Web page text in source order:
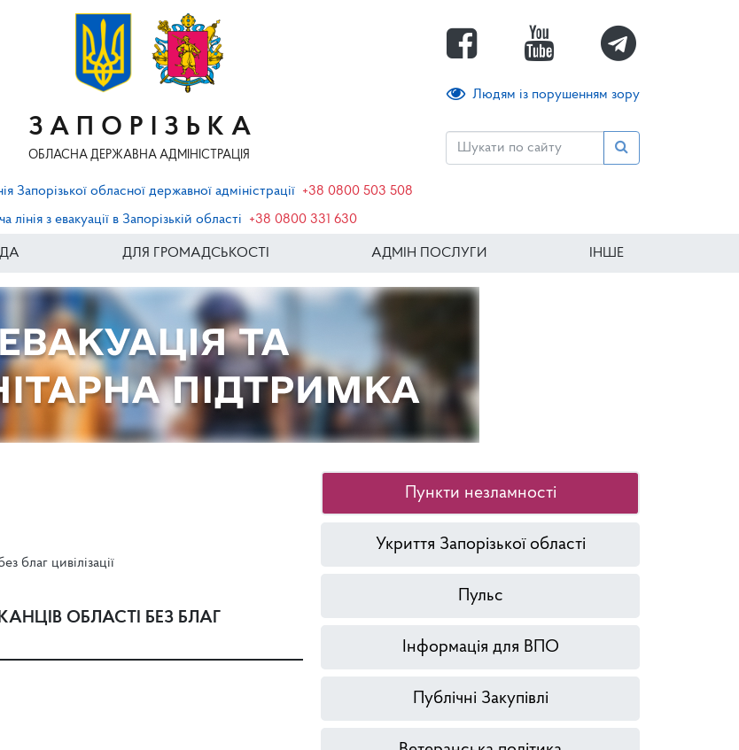
ЗАПОРІЗЬКА
ОБЛАСНА ДЕРЖАВНА АДМІНІСТРАЦІЯ
Людям із порушенням зору
Запорізької обласної державної адміністрації +38 0800 503 508
лінія з евакуації в Запорізькій області
+38 0800 331 630
ДЛЯ ГРОМАДСЬКОСТІ АДМІН ПОСЛУГИ ІНШЕ
благ цивілізації
ОБЛАСТІ БЕЗ БЛАГ
Пункти незламності
Укриття Запорізької області
Пульс
Інформація для ВПО
Публічні Закупівлі